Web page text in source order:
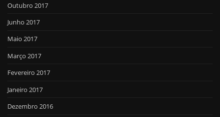
Outubro 2017
Junho 2017
Maio 2017
Março 2017
Fevereiro 2017
Janeiro 2017
Dezembro 2016